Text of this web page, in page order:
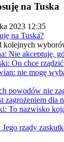
na Tuska
2023 12:35
na Tuska?
kolejnych
Nie akceptuję,
On chce
nie mogę
powodów nie
zagrożeniem dla
To nazwisko
rządy